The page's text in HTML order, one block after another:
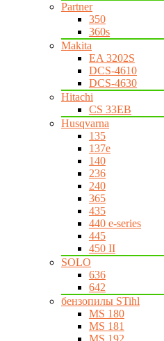
Partner
350
360s
Makita
EA 3202S
DCS-4610
DCS-4630
Hitachi
CS 33EB
Husqvarna
135
137e
140
236
240
365
435
440 e-series
445
450 II
SOLO
636
642
бензопилы STihl
MS 180
MS 181
MS 192